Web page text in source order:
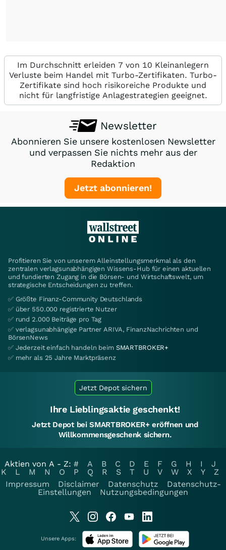
Im Durchschnitt erleiden 7 von 10 Kleinanlegern
Verluste beim Handel mit Turbo-Zertifikaten. Turbo-
Zertifikate sind hoch risikoreiche Produkte und
nicht für langfristige Anlagestrategien geeignet.
Newsletter
Abonnieren Sie unsere kostenlosen Newsletter
und verpassen Sie nichts mehr aus der
Redaktion
Jetzt abonnieren!
Profitieren Sie von unserem Alleinstellungsmerkmal als den
zentralen verlagsunabhängigen Wissens-Hub für einen aktuellen
und fundierten Zugang in die Börsen- und Wirtschaftswelt, um
strategische Entscheidungen zu treffen.
✅ Größte Finanz-Community Deutschlands
✅ über 550.000 registrierte Nutzer
✅ rund 2.000 Beiträge pro Tag
✅ verlagsunabhängige Partner ARIVA, FinanzNachrichten und
BörsenNews
✅ Jederzeit einfach handeln beim SMARTBROKER+
✅ mehr als 25 Jahre Marktpräsenz
Jetzt Depot sichern
Ihre Lieblingsaktie geschenkt!
Jetzt Depot bei SMARTBROKER+ eröffnen und
Willkommensgeschenk sichern.
Aktien von A - Z: # A B C D E F G H I
J
K
L M N O P Q R S T U V W X Y
Z
Impressum
Disclaimer Datenschutz
Datenschutz-
Einstellungen
Nutzungsbedingungen
Unsere Apps: